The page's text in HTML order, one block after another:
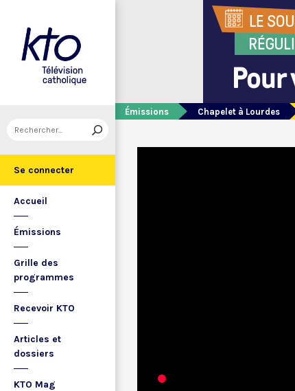
Se connecter
Accueil
Émissions
Grille des
programmes
Recevoir KTO
Articles et
dossiers
KTO Mag
Émissions Chapelet à Lourdes